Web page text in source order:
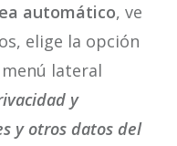
automático, ve
elige la opción
lateral
y
y otros datos del